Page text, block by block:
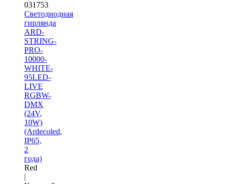
031753
Светодиодная
гирлянда
ARD-
STRING-
PRO-
10000-
WHITE-
95LED-
LIVE
RGBW-
DMX
(24V,
10W)
(Ardecoled,
IP65,
2
года)
Red
|